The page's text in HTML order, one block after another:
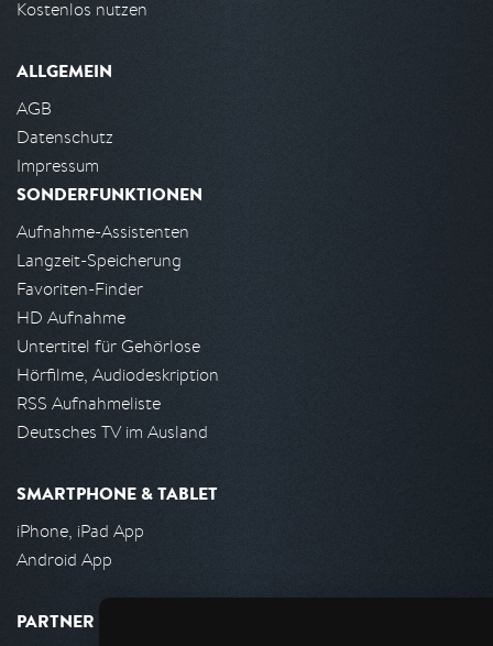
Kostenlos nutzen
ALLGEMEIN
AGB
Datenschutz
Impressum
SONDERFUNKTIONEN
Aufnahme-Assistenten
Langzeit-Speicherung
Favoriten-Finder
HD Aufnahme
Untertitel für Gehörlose
Hörfilme, Audiodeskription
RSS Aufnahmeliste
Deutsches TV im Ausland
SMARTPHONE & TABLET
iPhone, iPad App
Android App
PARTNER